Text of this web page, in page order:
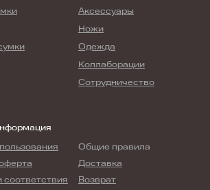
Общие правила
Аксессуары
Возврат
Одежда
Коллаборации
Доставка
Ножи
Сотрудничество